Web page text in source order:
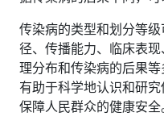
传染病的类型和划分等
径、传播能力、临床表
理分布和传染病的后果
有助于科学地认识和研究
保障人民群众的健康安全